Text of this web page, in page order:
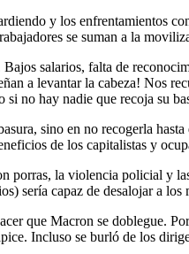
y los enfrentamientos
se suman a la
salarios, falta de
a levantar la cabeza! Nos
no hay nadie que recoja su
sino en no recogerla
de los capitalistas y
porras, la violencia policial y
sería capaz de desalojar a
que Macron se doblegue.
Incluso se burló de los